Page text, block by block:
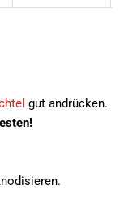
gut andrücken.